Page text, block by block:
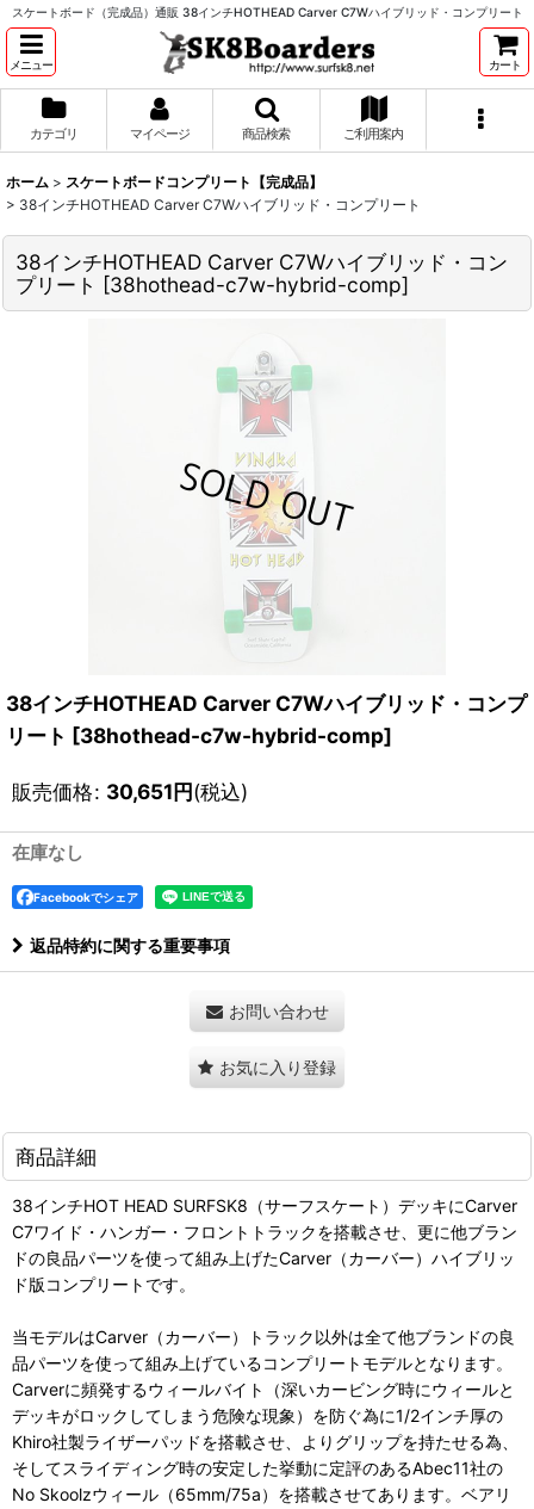
スケートボード（完成品）通販 38インチHOTHEAD Carver C7Wハイブリッド・コンプリート
メニュー カート
カテゴリ マイページ 商品検索 ご利用案内
ホーム > スケートボードコンプリート【完成品】
> 38インチHOTHEAD Carver C7Wハイブリッド・コンプリート
38インチHOTHEAD Carver C7Wハイブリッド・コン
プリート [38hothead-c7w-hybrid-comp]
38インチHOTHEAD Carver C7Wハイブリッド・コンプ
リート [38hothead-c7w-hybrid-comp]
販売価格: 30,651円(税込)
在庫なし
Facebookでシェア
返品特約に関する重要事項
お問い合わせ
お気に入り登録
商品詳細
38インチHOT HEAD SURFSK8（サーフスケート）デッキにCarver
C7ワイド・ハンガー・フロントトラックを搭載させ、更に他ブラン
ドの良品パーツを使って組み上げたCarver（カーバー）ハイブリッ
ド版コンプリートです。
当モデルはCarver（カーバー）トラック以外は全て他ブランドの良
品パーツを使って組み上げているコンプリートモデルとなります。
Carverに頻発するウィールバイト（深いカービング時にウィールと
デッキがロックしてしまう危険な現象）を防ぐ為に1/2インチ厚の
Khiro社製ライザーパッドを搭載させ、よりグリップを持たせる為、
そしてスライディング時の安定した挙動に定評のあるAbec11社の
No Skoolzウィール（65mm/75a）を搭載させてあります。ベアリ